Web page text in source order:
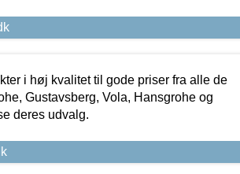
i høj kvalitet til gode priser fra alle de
Gustavsberg, Vola, Hansgrohe og
deres udvalg.